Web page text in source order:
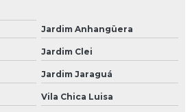
Jardim Anhangüera
Jardim Clei
Jardim Jaraguá
Vila Chica Luisa